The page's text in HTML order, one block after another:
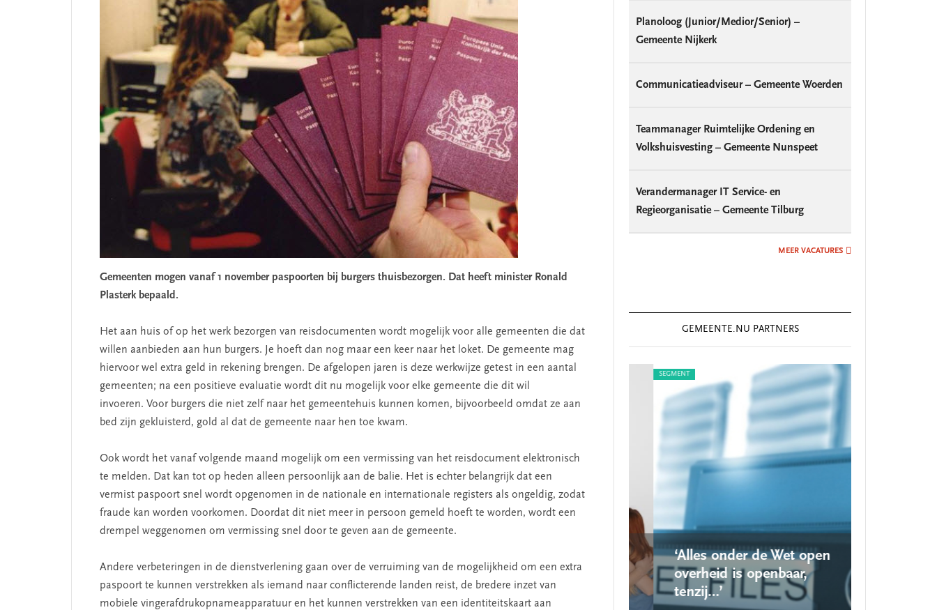
Gemeenten mogen vanaf 1 november paspoorten bij burgers thuisbezorgen. Dat heeft minister Ronald
Plasterk bepaald.
Het aan huis of op het werk bezorgen van reisdocumenten wordt mogelijk voor alle gemeenten die dat
willen aanbieden aan hun burgers. Je hoeft dan nog maar een keer naar het loket. De gemeente mag
hiervoor wel extra geld in rekening brengen. De afgelopen jaren is deze werkwijze getest in een aantal
gemeenten; na een positieve evaluatie wordt dit nu mogelijk voor elke gemeente die dit wil
invoeren. Voor burgers die niet zelf naar het gemeentehuis kunnen komen, bijvoorbeeld omdat ze aan
bed zijn gekluisterd, gold al dat de gemeente naar hen toe kwam.
Ook wordt het vanaf volgende maand mogelijk om een vermissing van het reisdocument elektronisch
te melden. Dat kan tot op heden alleen persoonlijk aan de balie. Het is echter belangrijk dat een
vermist paspoort snel wordt opgenomen in de nationale en internationale registers als ongeldig, zodat
fraude kan worden voorkomen. Doordat dit niet meer in persoon gemeld hoeft te worden, wordt een
drempel weggenomen om vermissing snel door te geven aan de gemeente.
Andere verbeteringen in de dienstverlening gaan over de verruiming van de mogelijkheid om een extra
paspoort te kunnen verstrekken als iemand naar conflicterende landen reist, de bredere inzet van
mobiele vingerafdrukopnameapparatuur en het kunnen verstrekken van een identiteitskaart aan
Planoloog (Junior/Medior/Senior) –
Gemeente Nijkerk
Communicatieadviseur – Gemeente Woerden
Teammanager Ruimtelijke Ordening en
Volkshuisvesting – Gemeente Nunspeet
Verandermanager IT Service- en
Regieorganisatie – Gemeente Tilburg
MEER VACATURES
GEMEENTE.NU PARTNERS
SEGMENT
begint bij zelfkennis’
kun je de jeugd beter
helpen’
SEGMENT
‘Alles onder de Wet open
overheid is openbaar,
tenzij…’